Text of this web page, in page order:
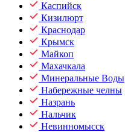
Каспийск
Кизилюрт
Краснодар
Крымск
Майкоп
Махачкала
Минеральные Воды
Набережные челны
Назрань
Нальчик
Невинномысск